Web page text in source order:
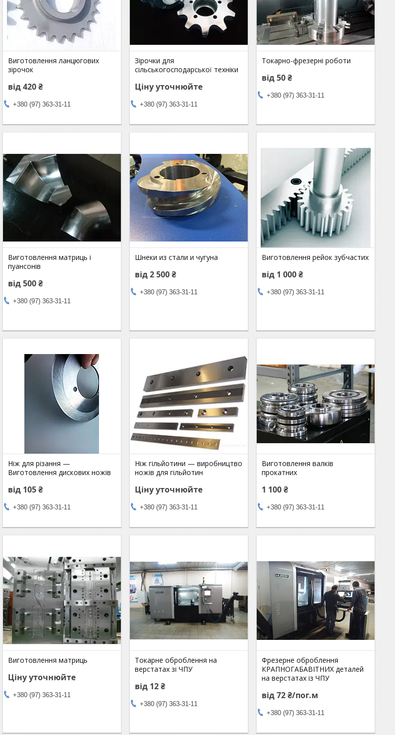
Виготовлення ланцюгових
зірочок
від 420 ₴
+380 (97) 363-31-11
Зірочки для
сільськогосподарської техніки
Ціну уточнюйте
+380 (97) 363-31-11
Токарно-фрезерні роботи
від 50 ₴
+380 (97) 363-31-11
Виготовлення матриць і
пуансонів
від 500 ₴
+380 (97) 363-31-11
Шнеки из стали и чугуна
від 2 500 ₴
+380 (97) 363-31-11
Виготовлення рейок зубчастих
від 1 000 ₴
+380 (97) 363-31-11
Ніж для різання —
Виготовлення дискових ножів
від 105 ₴
+380 (97) 363-31-11
Ніж гільйотини — виробництво
ножів для гільйотин
Ціну уточнюйте
+380 (97) 363-31-11
Виготовлення валків
прокатних
1 100 ₴
+380 (97) 363-31-11
Виготовлення матриць
Ціну уточнюйте
+380 (97) 363-31-11
Токарне оброблення на
верстатах зі ЧПУ
від 12 ₴
+380 (97) 363-31-11
Фрезерне оброблення
КРАПНОГАБАВІТНИХ деталей
на верстатах із ЧПУ
від 72 ₴/пог.м
+380 (97) 363-31-11